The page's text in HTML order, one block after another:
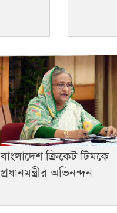
বাংলাদেশ ক্রিকেট টিমকে
প্রধানমন্ত্রীর অভিনন্দন